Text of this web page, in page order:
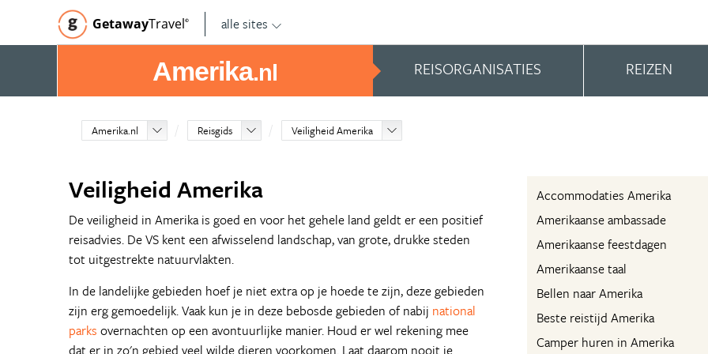
GetawayTravel© alle sites
Amerika.nl REISORGANISATIES REIZEN
Amerika.nl Reisgids Veiligheid Amerika
Accommodaties Amerika
Amerikaanse ambassade
Amerikaanse feestdagen
Amerikaanse taal
Bellen naar Amerika
Beste reistijd Amerika
Camper huren in Amerika
Veiligheid Amerika
De veiligheid in Amerika is goed en voor het gehele land geldt er een positief
reisadvies. De VS kent een afwisselend landschap, van grote, drukke steden
tot uitgestrekte natuurvlakten.
In de landelijke gebieden hoef je niet extra op je hoede te zijn, deze gebieden
zijn erg gemoedelijk. Vaak kun je in deze bebosde gebieden of nabij national
parks overnachten op een avontuurlijke manier. Houd er wel rekening mee
dat er in zo'n gebied veel wilde dieren voorkomen. Laat daarom nooit je